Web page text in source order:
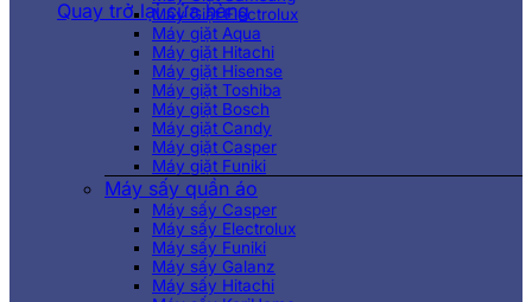
Quay trở lại cửa hàng
Máy Giặt Electrolux
Máy giặt Aqua
Máy giặt Hitachi
Máy giặt Hisense
Máy giặt Toshiba
Máy giặt Bosch
Máy giặt Candy
Máy giặt Casper
Máy giặt Funiki
Máy sấy quần áo
Máy sấy Casper
Máy sấy Electrolux
Máy sấy Funiki
Máy sấy Galanz
Máy sấy Hitachi